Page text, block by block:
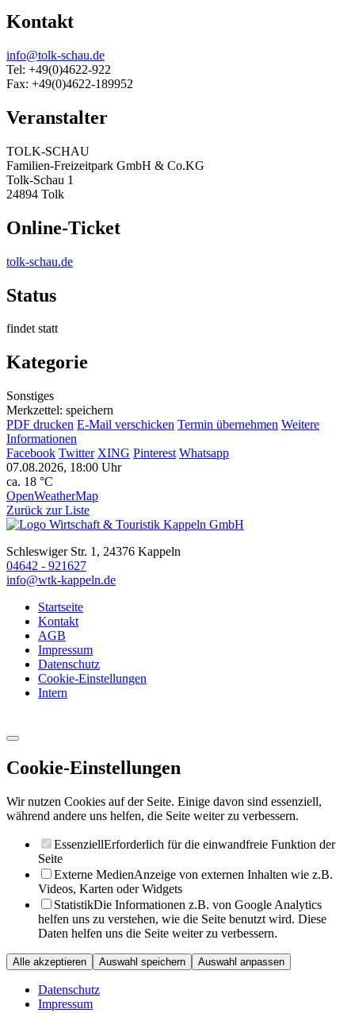
Kontakt
info@tolk-schau.de
Tel: +49(0)4622-922
Fax: +49(0)4622-189952
Veranstalter
TOLK-SCHAU
Familien-Freizeitpark GmbH & Co.KG
Tolk-Schau 1
24894 Tolk
Online-Ticket
tolk-schau.de
Status
findet statt
Kategorie
Sonstiges
Merkzettel: speichern
PDF drucken E-Mail verschicken Termin übernehmen Weitere
Informationen
Facebook Twitter XING Pinterest Whatsapp
07.08.2026, 18:00 Uhr
ca. 18 °C
OpenWeatherMap
Zurück zur Liste
Schleswiger Str. 1, 24376 Kappeln
04642 - 921627
info@wtk-kappeln.de
Startseite
Kontakt
AGB
Impressum
Datenschutz
Cookie-Einstellungen
Intern
Cookie-Einstellungen
Wir nutzen Cookies auf der Seite. Einige davon sind essenziell,
während andere uns helfen, die Seite weiter zu verbessern.
EssenziellErforderlich für die einwandfreie Funktion der
Seite
Externe MedienAnzeige von externen Inhalten wie z.B.
Videos, Karten oder Widgets
StatistikDie Informationen z.B. von Google Analytics
helfen uns zu verstehen, wie die Seite benutzt wird. Diese
Daten helfen uns die Seite weiter zu verbessern.
Alle akzeptieren Auswahl speichern Auswahl anpassen
Datenschutz
Impressum